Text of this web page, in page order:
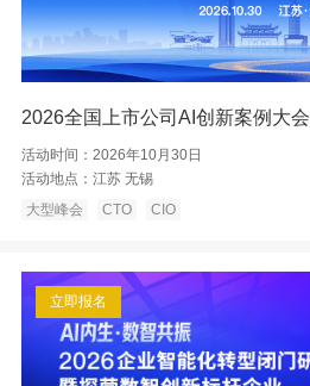
2026全国上市公司AI创新案例大会
活动时间： 2026年10月30日
活动地点： 江苏 无锡
大型峰会
CTO CIO
立即报名